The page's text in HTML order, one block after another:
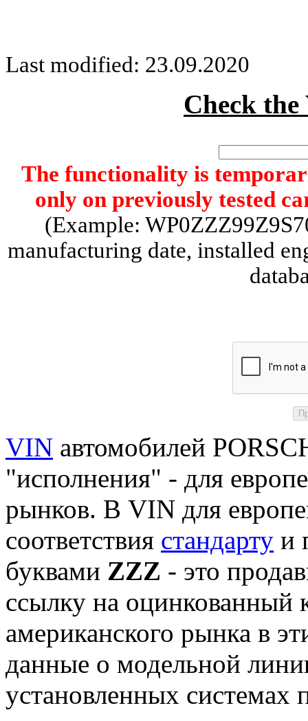
Last modified: 23.09.2020
Check
The functionality is
only on previously tested
(Example:
manufacturing date, installed
VIN автомобилей
"исполнения" - для
рынков. В VIN для
соответствия стандарту и
буквами ZZZ - это
ссылку на оцинкованный
американского рынка в
данные о модельной
установленных системах